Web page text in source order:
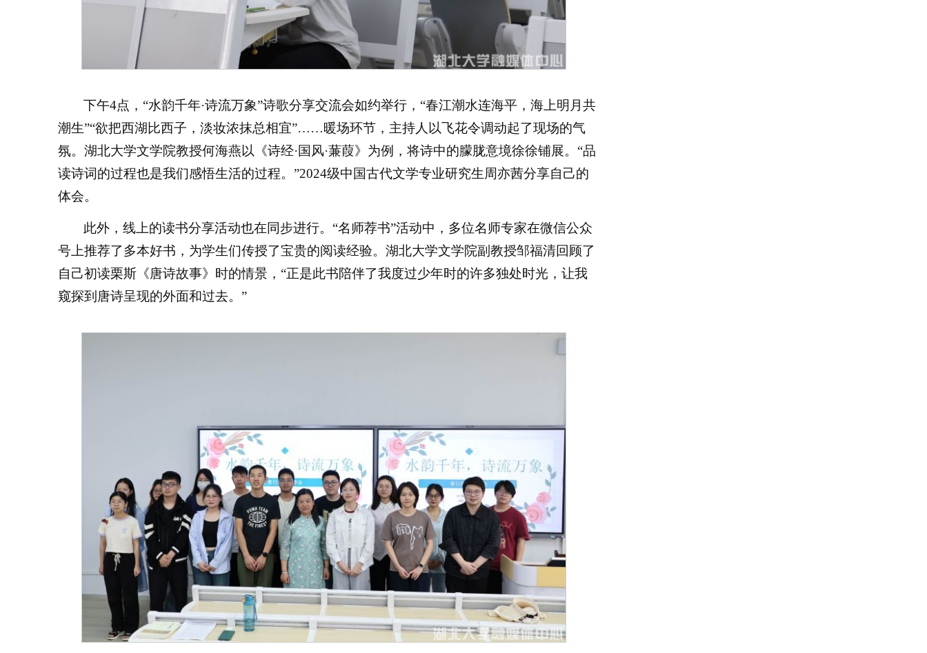
下午4点，“水韵千年·诗流万象”诗歌分享交流会如约举行，“春江潮水连海平，海上明月共
潮生”“欲把西湖比西子，淡妆浓抹总相宜”……暖场环节，主持人以飞花令调动起了现场的气
氛。湖北大学文学院教授何海燕以《诗经·国风·蒹葭》为例，将诗中的朦胧意境徐徐铺展。“品
读诗词的过程也是我们感悟生活的过程。”2024级中国古代文学专业研究生周亦茜分享自己的
体会。
此外，线上的读书分享活动也在同步进行。“名师荐书”活动中，多位名师专家在微信公众
号上推荐了多本好书，为学生们传授了宝贵的阅读经验。湖北大学文学院副教授邹福清回顾了
自己初读栗斯《唐诗故事》时的情景，“正是此书陪伴了我度过少年时的许多独处时光，让我
窥探到唐诗呈现的外面和过去。”